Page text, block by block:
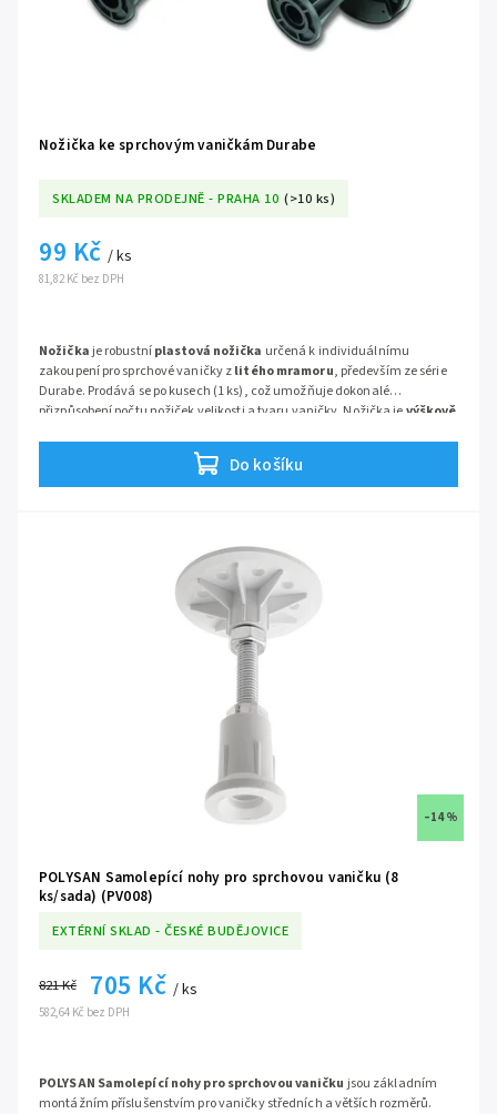
Nožička ke sprchovým vaničkám Durabe
SKLADEM NA PRODEJNĚ - PRAHA 10 (>10 ks)
81,82 Kč bez DPH
99 Kč / ks
Do košíku
Nožičkaje robustníplastová nožička určená k individuálnímu
zakoupení pro sprchové vaničky zlitého mramoru, především ze série
Durabe. Prodává se po kusech (1 ks), což umožňuje dokonalé
přizpůsobení počtu nožiček velikosti a tvaru vaničky. Nožička jevýškově
na vaničku. Slouží také jako
–14 %
POLYSAN Samolepící nohy pro sprchovou vaničku (8
ks/sada) (PV008)
EXTÉRNÍ SKLAD - ČESKÉ BUDĚJOVICE
582,64 Kč bez DPH
821 Kč 705 Kč / ks
POLYSAN Samolepící nohy pro sprchovou vaničku jsou základním
montážním příslušenstvím pro vaničky středních a větších rozměrů.